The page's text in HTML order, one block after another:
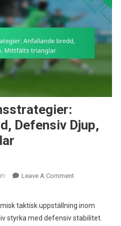
Defensiv Djup,
Leave A CommentOn
4
taktisk uppställning inom
styrka med defensiv stabilitet.